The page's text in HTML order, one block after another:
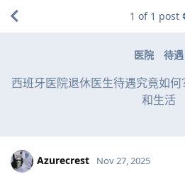
医院 待遇
西班牙医院退休医生待遇究竟如
和生活
1 of 1 post
Azurecrest Nov 27, 2025